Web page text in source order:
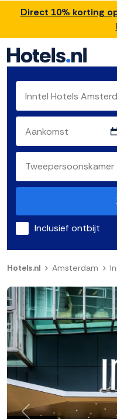
Direct 10% korting
Inclusief ontbijt
Hotels.nl Amsterdam